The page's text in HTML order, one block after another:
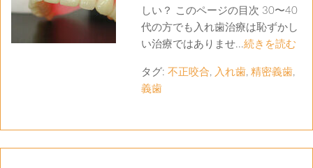
しい？ このページの目次 30〜40
代の方でも入れ歯治療は恥ずかし
い治療ではありませ...続きを読む
タグ: 不正咬合, 入れ歯, 精密義歯,
義歯